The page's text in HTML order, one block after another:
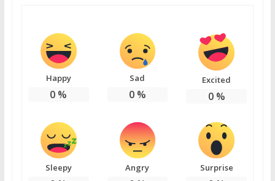
Happy
0 %
Sad
0%
Excited
0%
Sleepy Angry Surprise